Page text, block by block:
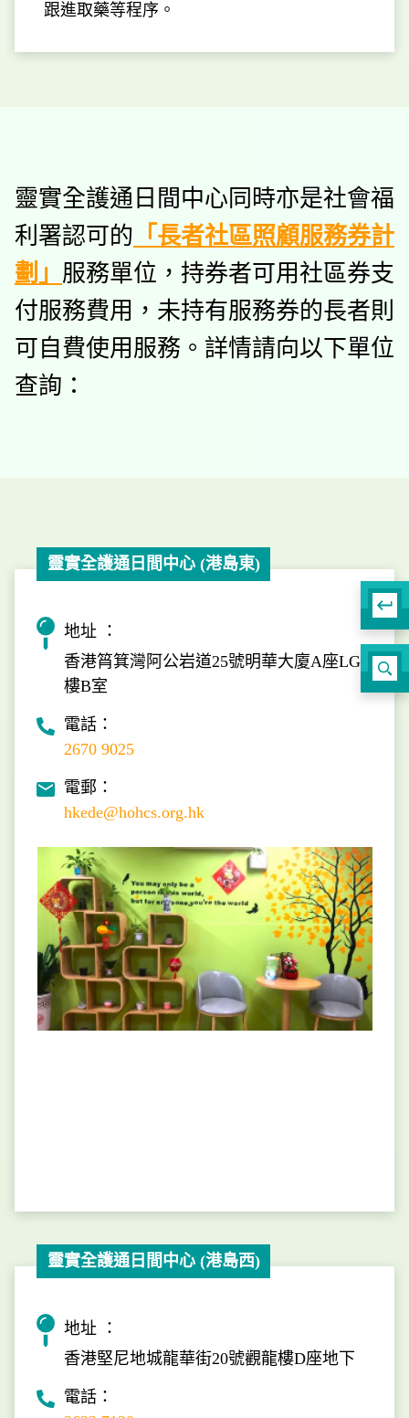
跟進取藥等程序。
靈實全護通日間中心同時亦是社會福
利署認可的 「長者社區照顧服務券計
劃」 服務單位，持券者可用社區券支
付服務費用，未持有服務券的長者則
可自費使用服務。詳情請向以下單位
查詢：
靈實全護通日間中心 (港島東)
地址 ：
香港筲箕灣阿公岩道25號明華大廈A座LG
樓B室
電話：
2670 9025
電郵：
hkede@hohcs.org.hk
靈實全護通日間中心 (港島西)
地址 ：
香港堅尼地城龍華街20號觀龍樓D座地下
電話：